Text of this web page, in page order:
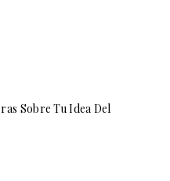
Sobre Tu Idea Del